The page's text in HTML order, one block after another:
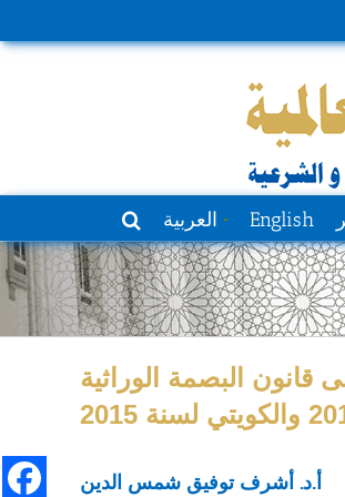
English العربية
قانون البصمة الوراثية
أ.د. أشرف توفيق شمس الدين